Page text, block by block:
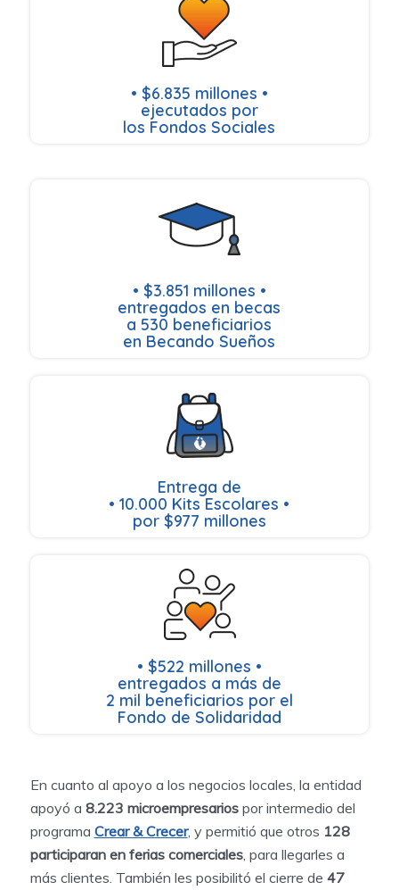
• $6.835 millones •
ejecutados por
los Fondos Sociales
• $3.851 millones •
entregados en becas
a 530 beneficiarios
en Becando Sueños
Entrega de
• 10.000 Kits Escolares •
por $977 millones
• $522 millones •
entregados a más de
2 mil beneficiarios por el
Fondo de Solidaridad
En cuanto al apoyo a los negocios locales, la entidad
apoyó a 8.223 microempresariospor intermedio del
programa Crear & Crecer, y permitió que otros 128
participaran en ferias comerciales, para llegarles a
más clientes. También les posibilitó el cierre de 47